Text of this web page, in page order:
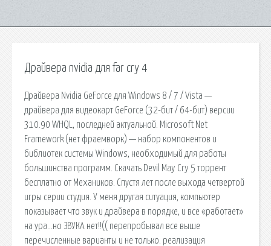
Драйвера nvidia для far cry 4
Драйвера Nvidia GeForce для Windows 8 / 7 / Vista —
драйвера для видеокарт GeForce (32-бит / 64-бит) версии
310.90 WHQL, последней актуальной. Microsoft Net
Framework (нет фраемворк) — набор компонентов и
библиотек системы Windows, необходимый для работы
большинства программ. Скачать Devil May Cry 5 торрент
бесплатно от Механиков. Спустя лет после выхода четвертой
игры серии студия. У меня другая ситуация, компьютер
показывает что звук и драйвера в порядке, и все «работает»
на ура…но ЗВУКА нет!!(( перепробывал все выше
перечисленные варианты и не только. реализация